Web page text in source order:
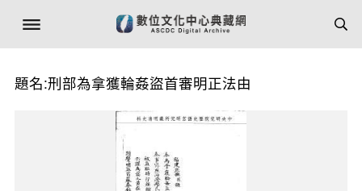
題名:刑部為拿獲輪姦盜首審明正法由